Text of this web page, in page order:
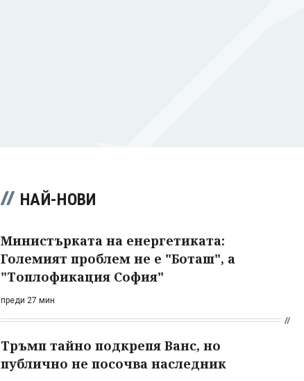
НАЙ-НОВИ
Министърката на енергетиката:
Големият проблем не е "Боташ", а
"Топлофикация София"
преди 27 мин
Тръмп тайно подкрепя Ванс, но
публично не посочва наследник